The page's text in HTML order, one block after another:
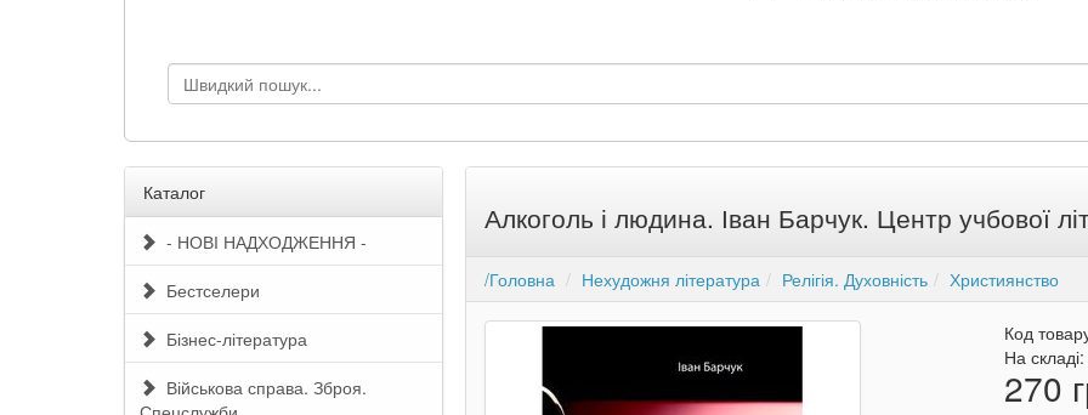
Каталог
- НОВІ НАДХОДЖЕННЯ -
Бестселери
Бізнес-література
Військова справа. Зброя.
Алкоголь і людина. Іван Барчук. Центр учбової
/Головна Нехудожня література Релігія. Духовність Християнство
Код
На
270